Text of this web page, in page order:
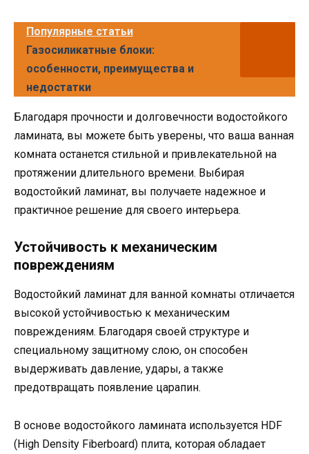
Популярные статьи
Газосиликатные блоки:
особенности, преимущества и
недостатки
Благодаря прочности и долговечности водостойкого
ламината, вы можете быть уверены, что ваша ванная
комната останется стильной и привлекательной на
протяжении длительного времени. Выбирая
водостойкий ламинат, вы получаете надежное и
практичное решение для своего интерьера.
Устойчивость к механическим
повреждениям
Водостойкий ламинат для ванной комнаты отличается
высокой устойчивостью к механическим
повреждениям. Благодаря своей структуре и
специальному защитному слою, он способен
выдерживать давление, удары, а также
предотвращать появление царапин.
В основе водостойкого ламината используется HDF
(High Density Fiberboard) плита, которая обладает